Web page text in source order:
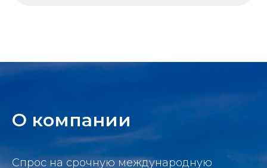
О компании
Спрос на срочную международную